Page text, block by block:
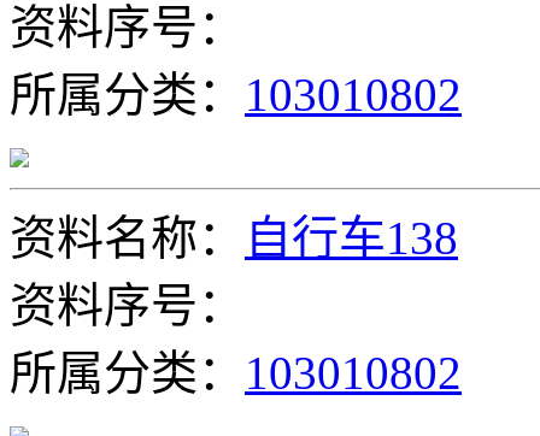
资料序号：
所属分类： 103010802
资料名称：
自行车138
资料序号：
所属分类： 103010802